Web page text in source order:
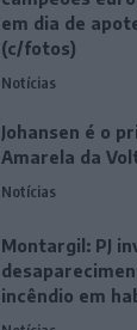
em dia de
(c/fotos)
Notícias
Johansen é o
Amarela da
Notícias
Montargil: PJ
incêndio em